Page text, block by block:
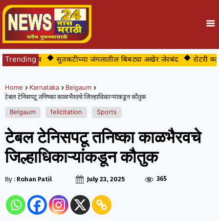
Trending
एकत्र सुतकटीच्या जंगलातील बिबट्या अखेर जेरबंद रोटरी क्लब
Home Karnataka
Belgaum
टेबल टेनिसपटू तनिष्का काळभैरवचे जिल्हाधिकाऱ्यांकडून कौतुक
Belgaum
felicitation Sports
टेबल टेनिसपटू तनिष्का काळभैरवचे
जिल्हाधिकाऱ्यांकडून कौतुक
By : Rohan Patil July 23, 2025 365